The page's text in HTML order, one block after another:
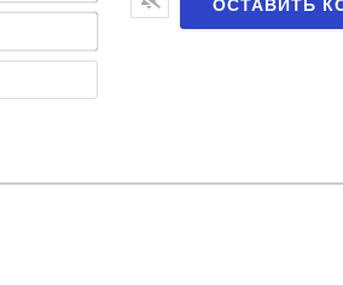
Email*
сайт